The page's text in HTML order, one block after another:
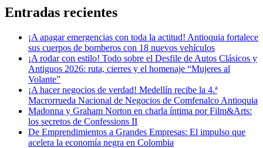
Entradas recientes
¡A apagar emergencias con toda la actitud! Antioquia fortalece
sus cuerpos de bomberos con 18 nuevos vehículos
¡A rodar con estilo! Todo sobre el Desfile de Autos Clásicos y
Antiguos 2026: ruta, cierres y el homenaje “Mujeres al
Volante”
¡A hacer negocios de verdad! Medellín recibe la 4.ª
Macrorrueda Nacional de Negocios de Comfenalco Antioquia
Madonna y Graham Norton en charla íntima por Film&Arts:
los secretos de Confessions II
De Emprendimientos a Grandes Empresas: El impulso que
acelera la economía negra en Colombia